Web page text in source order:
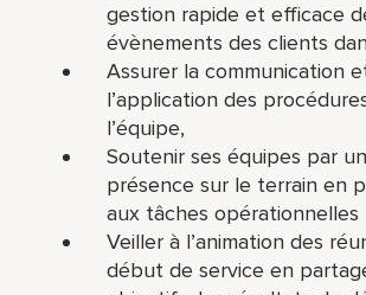
gestion rapide et efficace
évènements des clients
Assurer la communication
l’application des
l’équipe,
Soutenir ses équipes par
présence sur le terrain en
aux tâches opérationnelles
Veiller à l’animation des
début de service en